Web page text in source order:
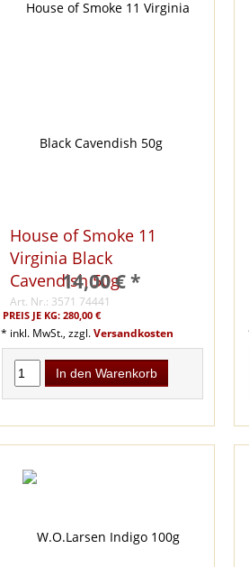
House of Smoke 11
Virginia Black
Cavendish 50g
PREIS JE KG: 280,00 €
Art. Nr.: 3571 74441
14,00 € *
* inkl. MwSt., zzgl.Versandkosten
In den Warenkorb